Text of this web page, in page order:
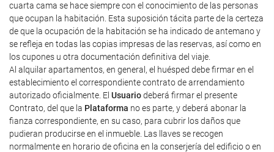
cuarta cama se hace siempre con el conocimiento de las personas
que ocupan la habitación. Esta suposición tácita parte de la certeza
de que la ocupación de la habitación se ha indicado de antemano y
se refleja en todas las copias impresas de las reservas, así como en
los cupones u otra documentación definitiva del viaje.
Al alquilar apartamentos, en general, el huésped debe firmar en el
establecimiento el correspondiente contrato de arrendamiento
autorizado oficialmente. El Usuariodeberá firmar el presente
Contrato, del que la Plataforma no es parte, y deberá abonar la
fianza correspondiente, en su caso, para cubrir los daños que
pudieran producirse en el inmueble. Las llaves se recogen
normalmente en horario de oficina en la conserjería del edificio o en